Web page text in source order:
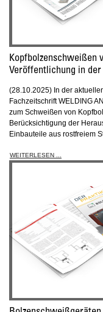
Kopfbolzenschweißen
Veröffentlichung in
(28.10.2025) In der
Fachzeitschrift WELDING
zum Schweißen von
Berücksichtigung der
Einbauteile aus rostfreiem
WEITERLESEN ...